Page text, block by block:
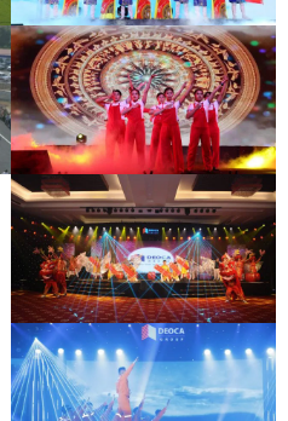
HOẠT ĐỘNG HỖ TRỢ ĐỘI XE CHỐNG
DỊCH
HOẠT ĐỘNG HỖ TRỢ ĐỘI XE CHỐNG
DỊCH
HOẠT ĐỘNG HỖ TRỢ ĐỘI XE CHỐNG